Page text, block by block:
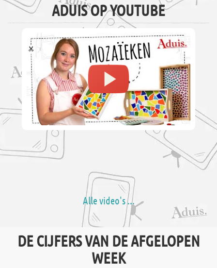
ADUIS OP YOUTUBE
Alle video's ...
DE CIJFERS VAN DE AFGELOPEN
WEEK